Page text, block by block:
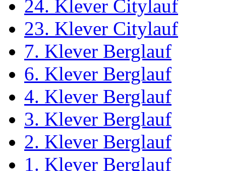
24. Klever Citylauf
23. Klever Citylauf
7. Klever Berglauf
6. Klever Berglauf
4. Klever Berglauf
3. Klever Berglauf
2. Klever Berglauf
1. Klever Berglauf